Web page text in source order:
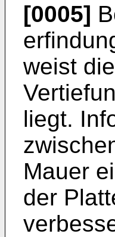
[0005]
weist
liegt.
Mauer
der